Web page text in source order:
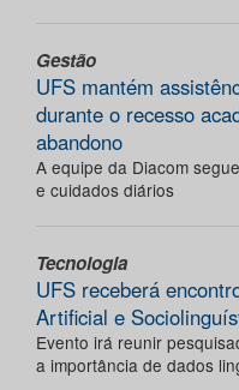
Gestão
UFS mantém
durante o recesso
abandono
A equipe da Diacom
e cuidados diários
Tecnologia
UFS receberá
Artificial e
Evento irá reunir
a importância de dados